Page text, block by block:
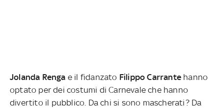
Jolanda Renga e il fidanzato Filippo Carrante hanno
optato per dei costumi di Carnevale che hanno
divertito il pubblico. Da chi si sono mascherati? Da